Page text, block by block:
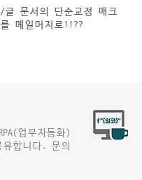
글 문서의 단순교정 매크
메일머지로!!??
업무자동화)
합니다. 문의